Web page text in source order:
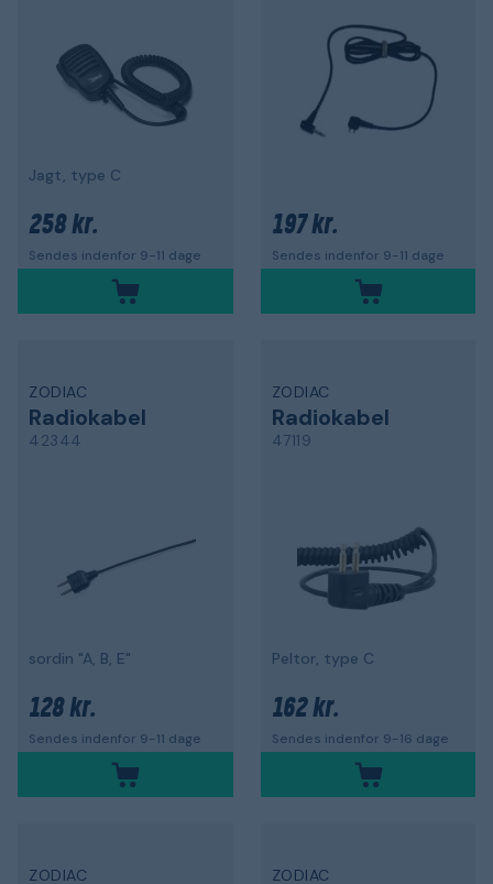
Jagt, type C
258 kr.
Sendes indenfor 9-11 dage
197 kr.
Sendes indenfor 9-11 dage
ZODIAC
Radiokabel
42344
sordin "A, B, E"
128 kr.
Sendes indenfor 9-11 dage
ZODIAC
Radiokabel
47119
Peltor, type C
162 kr.
Sendes indenfor 9-16 dage
ZODIAC ZODIAC